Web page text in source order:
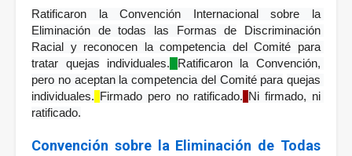
Ratificaron la Convención Internacional sobre la
Eliminación de todas las Formas de
Discriminación
Racial y reconocen la competencia del Comité para
tratar quejas
individuales.
Ratificaron la Convención,
pero no aceptan la competencia del Comité para quejas
individuales.
Firmado pero no ratificado.
Ni firmado, ni
ratificado.
Convención sobre la Eliminación de Todas